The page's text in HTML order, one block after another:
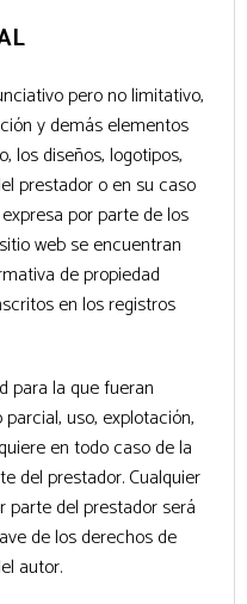
pero no limitativo,
y demás elementos
los diseños, logotipos,
prestador o en su caso
por parte de los
web se encuentran
de propiedad
en los registros
para la que fueran
uso, explotación,
en todo caso de la
del prestador. Cualquier
parte del prestador será
de los derechos de
autor.